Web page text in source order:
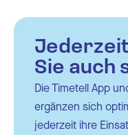
Sie auch
Die Timetell App
ergänzen sich
jederzeit ihre